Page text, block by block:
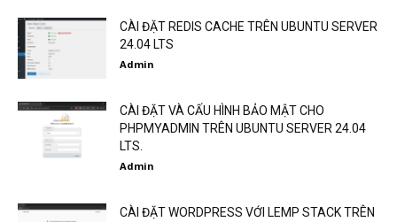
CÀI ĐẶT REDIS CACHE TRÊN UBUNTU SERVER
24.04 LTS
Admin
CÀI ĐẶT VÀ CẤU HÌNH BẢO MẬT CHO
PHPMYADMIN TRÊN UBUNTU SERVER 24.04
LTS.
Admin
CÀI ĐẶT WORDPRESS VỚI LEMP STACK TRÊN